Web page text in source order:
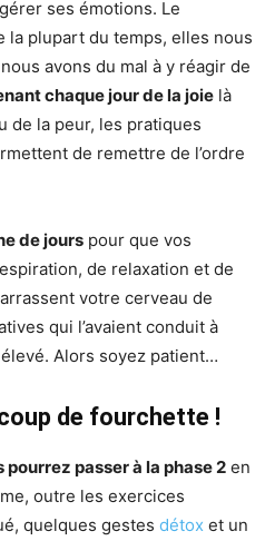
ses émotions. Le
la plupart du temps, elles nous
avons du mal à y réagir de
chaque jour de la joie là
de la peur, les pratiques
de remettre de l’ordre
de jours pour que vos
de relaxation et de
votre cerveau de
qui l’avaient conduit à
Alors soyez patient…
de fourchette !
pourrez passer à la phase 2 en
outre les exercices
quelques gestes détox et un